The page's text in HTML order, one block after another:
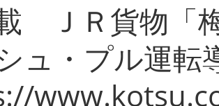
ＪＲ貨物「
ュ・プル運転